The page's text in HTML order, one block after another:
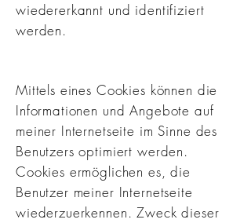
wiedererkannt und identifiziert
werden.
Mittels eines Cookies können die
Informationen und Angebote auf
meiner Internetseite im Sinne des
Benutzers optimiert werden.
Cookies ermöglichen es, die
Benutzer meiner Internetseite
wiederzuerkennen. Zweck dieser